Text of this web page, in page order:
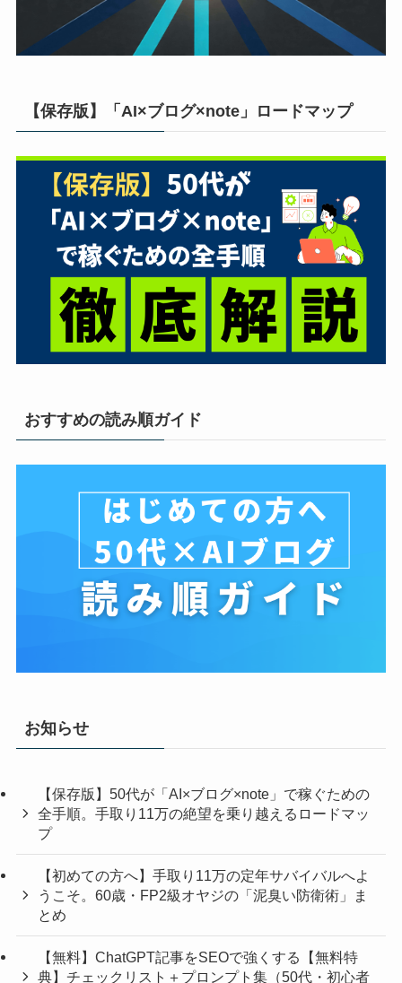
【保存版】「AI×ブログ×note」ロードマップ
おすすめの読み順ガイド
お知らせ
【保存版】50代が「AI×ブログ×note」で稼ぐための
全手順。手取り11万の絶望を乗り越えるロードマッ
プ
【初めての方へ】手取り11万の定年サバイバルへよ
うこそ。60歳・FP2級オヤジの「泥臭い防衛術」ま
とめ
【無料】ChatGPT記事をSEOで強くする【無料特
典】チェックリスト＋プロンプト集（50代・初心者